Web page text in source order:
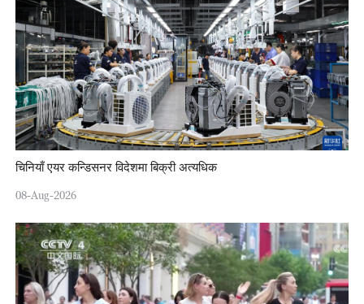
चिनियाँ एयर कन्डिसनर विदेशमा बिक्री अत्यधिक
08-Aug-2026